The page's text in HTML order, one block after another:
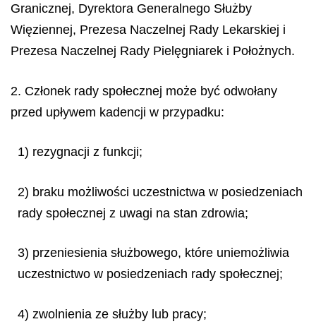
Granicznej, Dyrektora Generalnego Służby
Więziennej, Prezesa Naczelnej Rady Lekarskiej i
Prezesa Naczelnej Rady Pielęgniarek i Położnych.
2. Członek rady społecznej może być odwołany
przed upływem kadencji w przypadku:
1) rezygnacji z funkcji;
2) braku możliwości uczestnictwa w posiedzeniach
rady społecznej z uwagi na stan zdrowia;
3) przeniesienia służbowego, które uniemożliwia
uczestnictwo w posiedzeniach rady społecznej;
4) zwolnienia ze służby lub pracy;